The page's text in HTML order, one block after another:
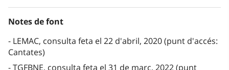
Notes de font
LEMAC, consulta feta el 22 d'abril, 2020 (punt d'accés:
Cantates)
TGFBNE, consulta feta el 31 de març, 2022 (punt